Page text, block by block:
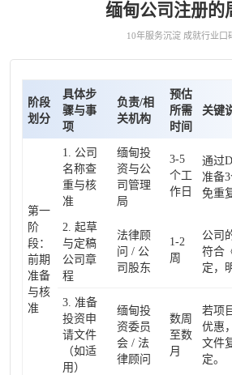
缅甸公司注册的
10年服务沉淀 成就行业口
阶段
划分
具体步
骤与事
项
负责/相
关机构
预估
所需
时间
关键
第一
阶
段：
前期
准备
与核
准
1. 公司
名称查
重与核
准
缅甸投
资与公
司管理
局
3-5
个工
作日
通过
准备
免重
2. 起草
与定稿
公司章
程
法律顾
问 / 公
司股东
1-2
周
公司
符合
定，
3. 准备
投资申
请文件
（如适
用）
缅甸投
资委员
会 / 法
律顾问
数周
至数
月
若项
优惠
文件
定。